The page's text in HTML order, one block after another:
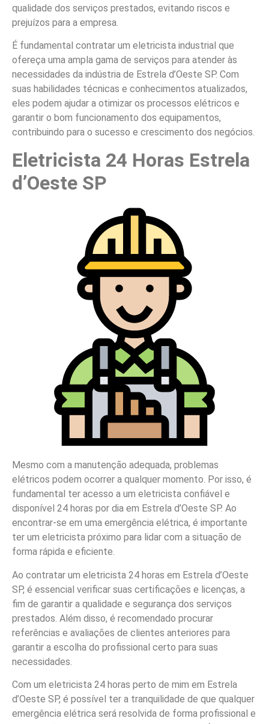
qualidade dos serviços prestados, evitando riscos e
prejuízos para a empresa.
É fundamental contratar um eletricista industrial que
ofereça uma ampla gama de serviços para atender às
necessidades da indústria de Estrela d’Oeste SP. Com
suas habilidades técnicas e conhecimentos atualizados,
eles podem ajudar a otimizar os processos elétricos e
garantir o bom funcionamento dos equipamentos,
contribuindo para o sucesso e crescimento dos negócios.
Eletricista 24 Horas Estrela
d’Oeste SP
Mesmo com a manutenção adequada, problemas
elétricos podem ocorrer a qualquer momento. Por isso, é
fundamental ter acesso a um eletricista confiável e
disponível 24 horas por dia em Estrela d’Oeste SP. Ao
encontrar-se em uma emergência elétrica, é importante
ter um eletricista próximo para lidar com a situação de
forma rápida e eficiente.
Ao contratar um eletricista 24 horas em Estrela d’Oeste
SP, é essencial verificar suas certificações e licenças, a
fim de garantir a qualidade e segurança dos serviços
prestados. Além disso, é recomendado procurar
referências e avaliações de clientes anteriores para
garantir a escolha do profissional certo para suas
necessidades.
Com um eletricista 24 horas perto de mim em Estrela
d’Oeste SP, é possível ter a tranquilidade de que qualquer
emergência elétrica será resolvida de forma profissional e